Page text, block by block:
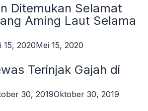
Ditemukan Selamat
Aming Laut Selama
15, 2020Mei 15, 2020
Terinjak Gajah di
30, 2019Oktober 30, 2019